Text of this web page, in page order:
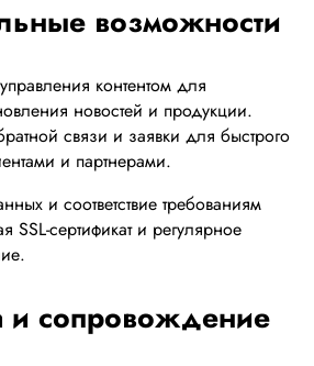
возможности
контентом для
новостей и продукции.
связи и заявки для быстрого
и партнерами.
и соответствие требованиям
SSL-сертификат и регулярное
сопровождение